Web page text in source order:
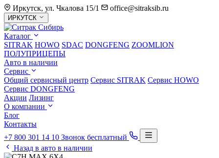
Иркутск, ул. Чкалова 15/1
office@sitraksib.ru
Выбор
города
ИРКУТСК
Каталог
SITRAK HOWO SDAC DONGFENG ZOOMLION
ПОЛУПРИЦЕПЫ
Авто в наличии
Сервис
Общий сервисный центр Сервис SITRAK Сервис HOWO
Сервис DONGFENG
Акции Лизинг
О компании
Блог
Контакты
+7 800 301 14 10 Звонок бесплатный
Назад в авто в наличии